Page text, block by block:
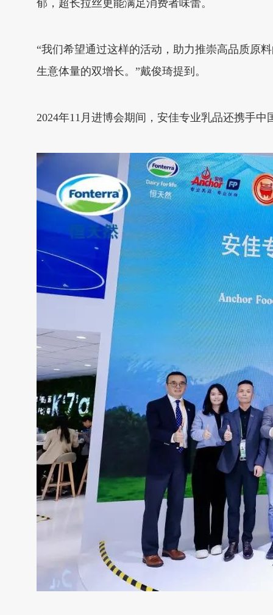
郁，超长拉丝更能满足消费者味蕾。
“我们希望通过这样的活动，助力推崇高品质原
生意体量的双增长。”戴俊琦提到。
2024年11月进博会期间，安佳专业乳品还携手